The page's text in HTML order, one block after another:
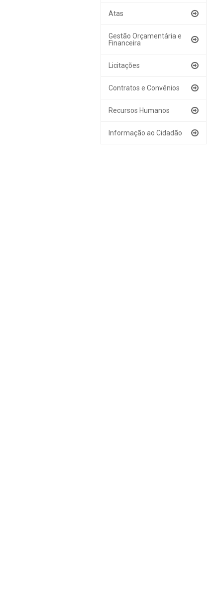
Atas
Gestão Orçamentária e
Financeira
Licitações
Contratos e Convênios
Recursos Humanos
Informação ao Cidadão